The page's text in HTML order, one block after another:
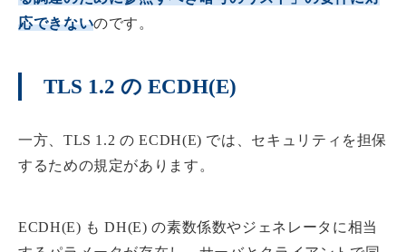
応できないのです。
TLS 1.2 の ECDH(E)
一方、TLS 1.2 の ECDH(E) では、セキュリティを担保
するための規定があります。
ECDH(E) も DH(E) の素数係数やジェネレータに相当